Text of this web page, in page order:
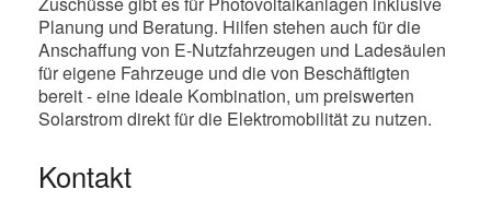
Planung und Beratung. Hilfen stehen auch für die
Anschaffung von E-Nutzfahrzeugen und Ladesäulen
für eigene Fahrzeuge und die von Beschäftigten
bereit - eine ideale Kombination, um preiswerten
Solarstrom direkt für die Elektromobilität zu nutzen.
Kontakt